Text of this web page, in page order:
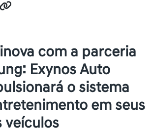
com a parceria
Exynos Auto
o sistema
em seus
veículos